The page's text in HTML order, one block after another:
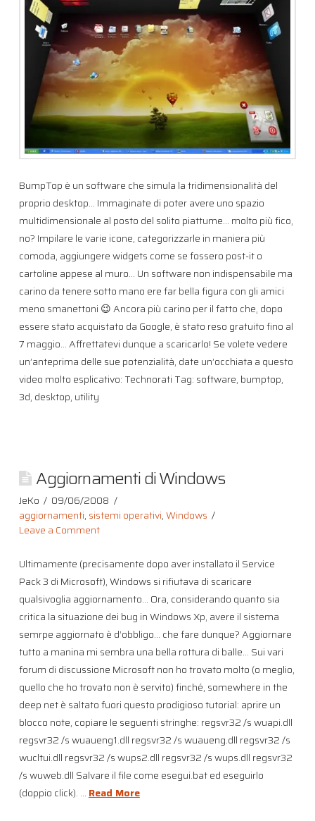
BumpTop è un software che simula la tridimensionalità del
proprio desktop… Immaginate di poter avere uno spazio
multidimensionale al posto del solito piattume… molto più fico,
no? Impilare le varie icone, categorizzarle in maniera più
comoda, aggiungere widgets come se fossero post-it o
cartoline appese al muro… Un software non indispensabile ma
carino da tenere sotto mano ere far bella figura con gli amici
meno smanettoni 😉 Ancora più carino per il fatto che, dopo
essere stato acquistato da Google, è stato reso gratuito fino al
7 maggio… Affrettatevi dunque a scaricarlo! Se volete vedere
un’anteprima delle sue potenzialità, date un’occhiata a questo
video molto esplicativo: Technorati Tag: software, bumptop,
3d, desktop, utility
Aggiornamenti di Windows
JeKo
09/06/2008
aggiornamenti, sistemi operativi,Windows
Leave a Comment
Ultimamente (precisamente dopo aver installato il Service
Pack 3 di Microsoft), Windows si rifiutava di scaricare
qualsivoglia aggiornamento… Ora, considerando quanto sia
critica la situazione dei bug in Windows Xp, avere il sistema
semrpe aggiornato è d’obbligo… che fare dunque? Aggiornare
tutto a manina mi sembra una bella rottura di balle… Sui vari
forum di discussione Microsoft non ho trovato molto (o meglio,
quello che ho trovato non è servito) finché, somewhere in the
deep net è saltato fuori questo prodigioso tutorial: aprire un
blocco note, copiare le seguenti stringhe: regsvr32 /s wuapi.dll
regsvr32 /s wuaueng1.dll regsvr32 /s wuaueng.dll regsvr32 /s
wucltui.dll regsvr32 /s wups2.dll regsvr32 /s wups.dll regsvr32
/s wuweb.dll Salvare il file come esegui.bat ed eseguirlo
(doppio click). … Read More